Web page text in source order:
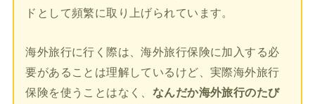
ドとして頻繁に取り上げられています。
海外旅行に行く際は、海外旅行保険に加入する必
要があることは理解しているけど、実際海外旅行
保険を使うことはなく、 なんだか海外旅行のたび